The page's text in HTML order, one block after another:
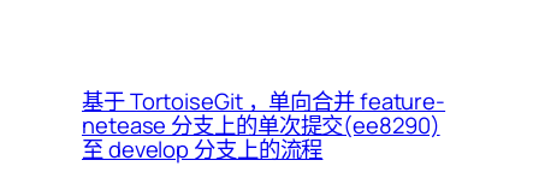
基于 TortoiseGit ，单向合并 feature-
netease 分支上的单次提交(ee8290)
至 develop 分支上的流程